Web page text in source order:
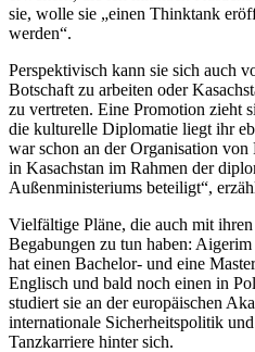
sie, wolle sie „einen Thinktank
werden“.
Perspektivisch kann sie sich auch
Botschaft zu arbeiten oder
zu vertreten. Eine Promotion zieht
die kulturelle Diplomatie liegt ihr
war schon an der Organisation
in Kasachstan im Rahmen der
Außenministeriums beteiligt“,
Vielfältige Pläne, die auch mit
Begabungen zu tun haben:
hat einen Bachelor- und eine
Englisch und bald noch einen in
studiert sie an der europäischen
internationale Sicherheitspolitik
Tanzkarriere hinter sich.